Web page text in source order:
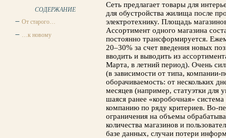
СОДЕРЖАНИЕ
От старого…
…к новому
Сеть предлагает товары для
для обустройства жилища после
электротех­нику. Площадь
Ассортимент одного магазина
постоянно трансформируется.
20–30% за счет введения новых
вводить и выводить из
Марта, в летний период). Очень
(в зависи­мости от типа, компании-
оборачиваемость: от нескольких
месяцев (например, статуэтки для
шаяся ранее «коробочная»
компанию по ряду критериев. Во-
ограничения на объемы
количества магазинов и
базе данных, случаи потери